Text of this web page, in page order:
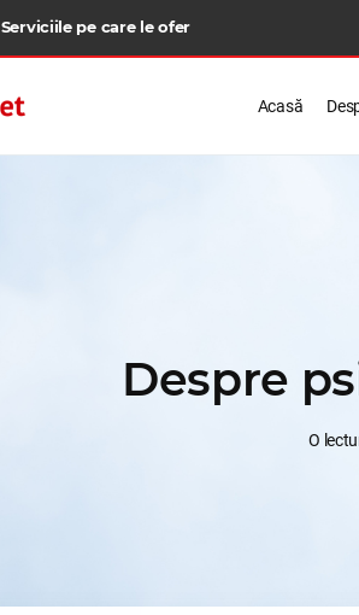
Serviciile pe care le ofer
Acasă
Despre
O